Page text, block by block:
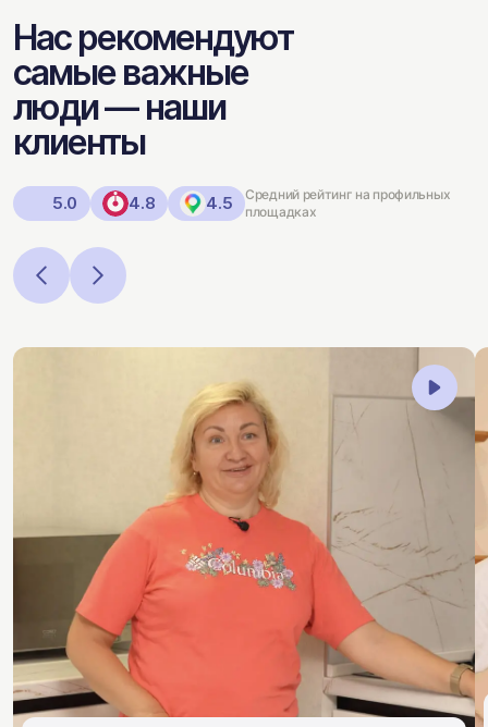
Нас рекомендуют
самые важные
люди — наши
клиенты
5.0 4.8 4.5
Средний рейтинг на профильных
площадках